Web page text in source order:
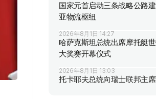
国家元首启动三条战略公路
亚物流枢纽
2026年8月1日 14:27
哈萨克斯坦总统出席摩托艇
大奖赛开幕仪式
2026年8月1日 13:03
托卡耶夫总统向瑞士联邦主